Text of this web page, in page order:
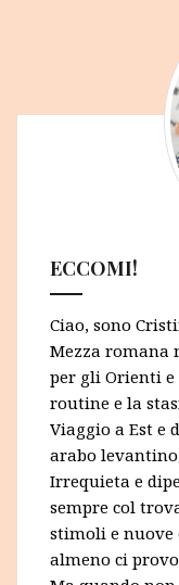
ECCOMI!
Ciao, sono
Mezza romana
per gli Orienti
routine e la
Viaggio a Est e
arabo
Irrequieta e
sempre col
stimoli e nuove
almeno ci